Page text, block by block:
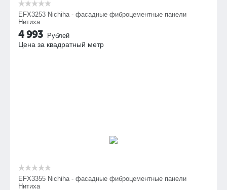
EFX3253 Nichiha - фасадные фиброцементные панели
Нитиха
4 993 Рублей
Цена за квадратный метр
EFX3355 Nichiha - фасадные фиброцементные панели
Нитиха